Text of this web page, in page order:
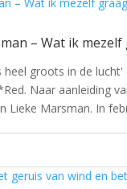
– Wat ik mezelf
heel groots in de
Naar aanleiding
Lieke Marsman. In